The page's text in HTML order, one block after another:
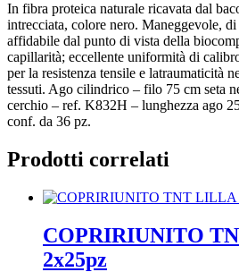
In fibra proteica naturale ricavata dal
intrecciata, colore nero. Maneggevole,
affidabile dal punto di vista della
capillarità; eccellente uniformità di
per la resistenza tensile e latraumaticità
tessuti. Ago cilindrico – filo 75 cm seta
cerchio – ref. K832H – lunghezza ago
conf. da 36 pz.
Prodotti correlati
COPRIRIUNITO
2x25pz